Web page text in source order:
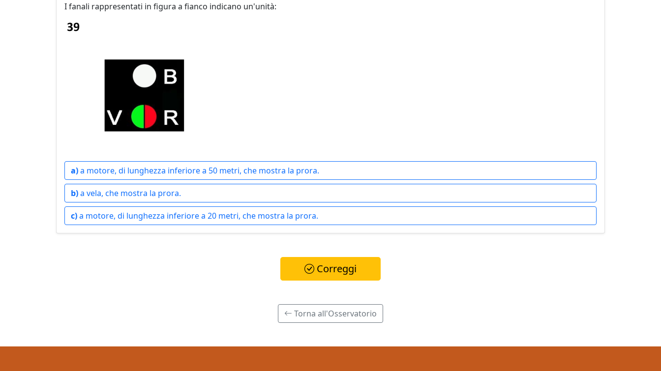
I fanali rappresentati in figura a fianco indicano un'unità:
a)a motore, di lunghezza inferiore a 50 metri, che mostra la prora.
b)a vela, che mostra la prora.
c)a motore, di lunghezza inferiore a 20 metri, che mostra la prora.
Correggi
Torna all'Osservatorio